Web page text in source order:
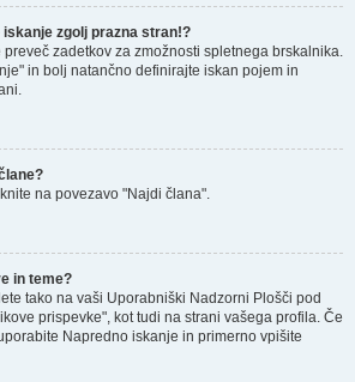
zgolj prazna stran!?
zadetkov za zmožnosti spletnega brskalnika.
in bolj natančno definirajte iskan pojem in
na povezavo "Najdi člana".
in teme?
tako na vaši Uporabniški Nadzorni Plošči pod
prispevke", kot tudi na strani vašega profila. Če
Napredno iskanje in primerno vpišite